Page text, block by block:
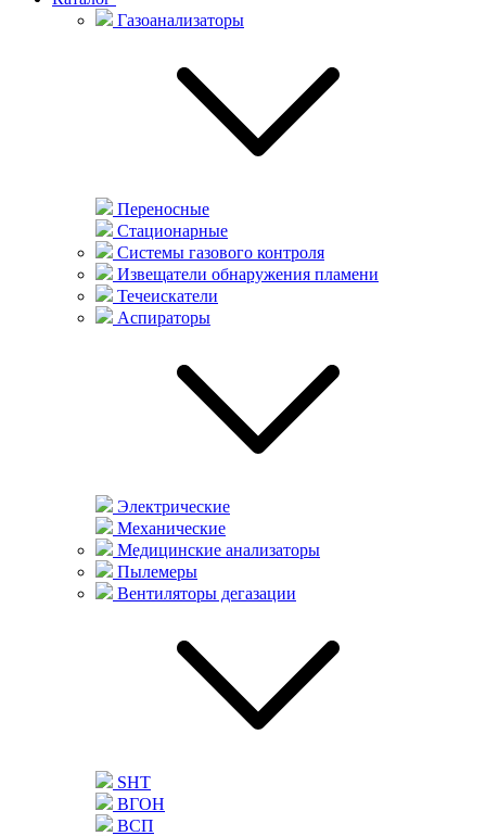
Газоанализаторы
Переносные
Стационарные
Системы газового контроля
Извещатели обнаружения пламени
Течеискатели
Аспираторы
Электрические
Механические
Медицинские анализаторы
Пылемеры
Вентиляторы дегазации
SHT
ВГОН
ВСП